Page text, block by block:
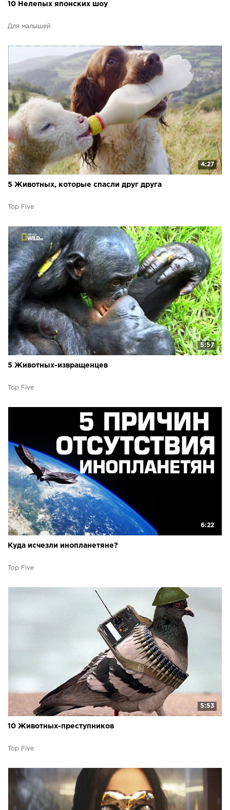
10 Нелепых японских шоу
Для малышей
4:27
5 Животных, которые спасли друг друга
Top Five
5:57
5 Животных-извращенцев
Top Five
6:22
Куда исчезли инопланетяне?
Top Five
5:53
10 Животных-преступников
Top Five